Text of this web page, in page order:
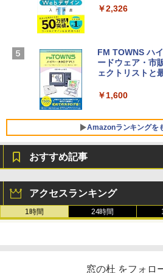
￥347,600
【Amazon.co.jp
ン 15-fd 15.6イ
SSD インテル
￥129,800
FMV ノートパソ
ersonal/Copilot
Core i5/16GB/
￥123,400
ラインコード版
Windows版 |
ト): Java &
￥2,326
FM TOWNS ハ
ードウェア・市
ェクトリストと
￥1,600
Amazonランキングを
ンチディスプレ
週間持続バッテ
ク
Amazon Kindle
おすすめ記事
アクセスランキング
1時間 24時間
窓の杜 をフォロ